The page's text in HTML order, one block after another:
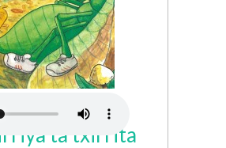
ta txirrita